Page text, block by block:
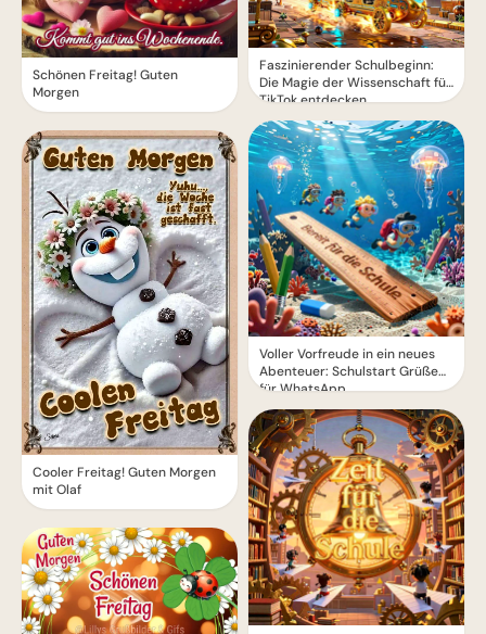
Schönen Freitag! Guten
Morgen
Cooler Freitag! Guten Morgen
mit Olaf
Faszinierender Schulbeginn:
Die Magie der Wissenschaft für
TikTok entdecken
Voller Vorfreude in ein neues
Abenteuer: Schulstart Grüße
für WhatsApp